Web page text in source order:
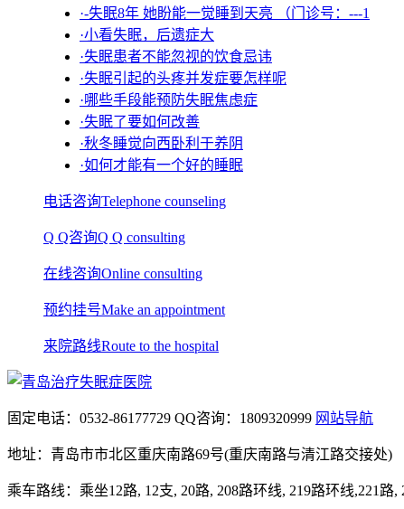
·-失眠8年 她盼能一觉睡到天亮 （门诊号：---1
·小看失眠，后遗症大
·失眠患者不能忽视的饮食忌讳
·失眠引起的头疼并发症要怎样呢
·哪些手段能预防失眠焦虑症
·失眠了要如何改善
·秋冬睡觉向西卧利于养阴
·如何才能有一个好的睡眠
电话咨询Telephone counseling
Q Q咨询Q Q consulting
在线咨询Online consulting
预约挂号Make an appointment
来院路线Route to the hospital
固定电话： 0532-86177729 QQ咨询： 1809320999 网站导航
地址：青岛市市北区重庆南路69号(重庆南路与清江路交接处)
乘车路线：乘坐12路, 12支, 20路, 208路环线, 219路环线,221